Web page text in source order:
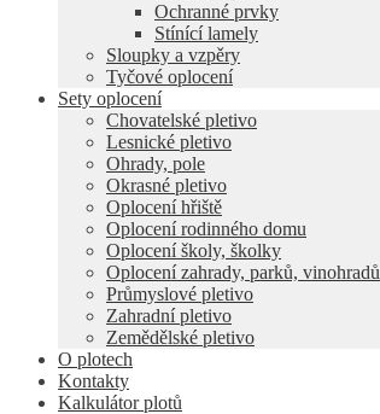
Ochranné prvky
Stínící lamely
Sloupky a vzpěry
Tyčové oplocení
Sety oplocení
Chovatelské pletivo
Lesnické pletivo
Ohrady, pole
Okrasné pletivo
Oplocení hřiště
Oplocení rodinného domu
Oplocení školy, školky
Oplocení zahrady, parků, vinohradů
Průmyslové pletivo
Zahradní pletivo
Zemědělské pletivo
O plotech
Kontakty
Kalkulátor plotů